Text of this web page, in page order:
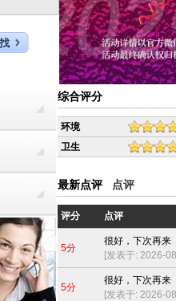
综合评分
环境
卫生
最新点评 点评
评分 点评
5分
很好，下次再来
[发表于: 2026-
5分
很好，下次再来
[发表于: 2026-